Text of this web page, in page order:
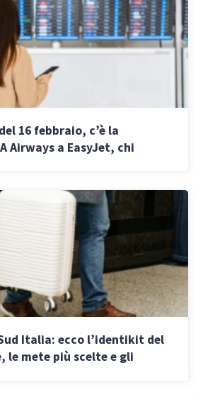
16 febbraio, c’è la
Airways a EasyJet, chi
Italia: ecco l’identikit del
le mete più scelte e gli